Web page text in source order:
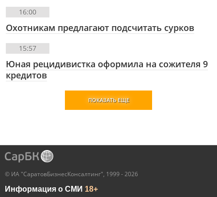
16:00
Охотникам предлагают подсчитать сурков
15:57
Юная рецидивистка оформила на сожителя 9
кредитов
ПОКАЗАТЬ ЕЩЕ
© ИА "СаратовБизнесКонсалтинг", 1999 - 2026
Информация о СМИ 18+